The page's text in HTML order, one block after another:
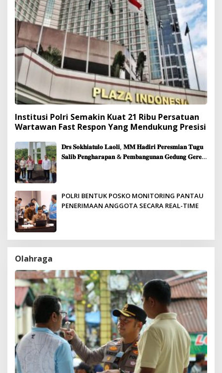
Institusi Polri Semakin Kuat 21 Ribu Persatuan
Wartawan Fast Respon Yang Mendukung Presisi
𝐃𝐫𝐬 𝐒𝐨𝐤𝐡𝐢𝐚𝐭𝐮𝐥𝐨 𝐋𝐚𝐨𝐥𝐢, 𝐌𝐌 𝐇𝐚𝐝𝐢𝐫𝐢 𝐏𝐞𝐫𝐞𝐬𝐦𝐢𝐚𝐧 𝐓𝐮𝐠𝐮
𝐒𝐚𝐥𝐢𝐛 𝐏𝐞𝐧𝐠𝐡𝐚𝐫𝐚𝐩𝐚𝐧 & 𝐏𝐞𝐦𝐛𝐚𝐧𝐠𝐮𝐧𝐚𝐧 𝐆𝐞𝐝𝐮𝐧𝐠 𝐆𝐞𝐫𝐞𝐣𝐚
POLRI BENTUK POSKO MONITORING PANTAU
PENERIMAAN ANGGOTA SECARA REAL-TIME
Olahraga